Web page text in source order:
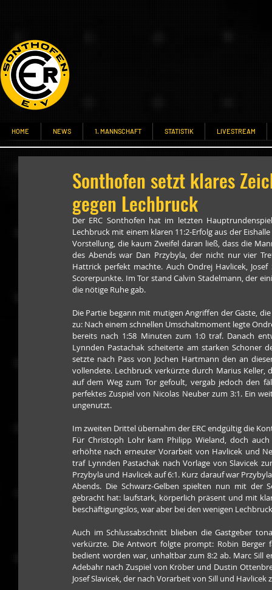
HOME NEWS 1. MANNSCHAFT STATISTIK LIVESTREAM
Sonthofen setzt klares
gegen Lechbruck
Der ERC Sonthofen hat im letzten
Lechbruck mit einem klaren 11:2‑Erfolg aus der
Vorstellung, die kaum Zweifel daran ließ, dass die
des Abends war Dan Przybyla, der nicht nur vier
Hattrick perfekt machte. Auch Ondrej Havlicek,
Scorerpunkte. Im Tor stand Calvin Stadelmann, der
die nötige Ruhe gab.
Die Partie begann mit mutigen Angriffen der Gäste,
zu: Nach einem schnellen Umschaltmoment legte
bereits nach 1:58 Minuten zum 1:0 traf. Danach
Lynnden Pastachak scheiterte am starken Schoner
setzte nach Pass von Jochen Hartmann den an
vollendete. Lechbruck verkürzte durch Marius
auf dem Weg zum Tor gefoult, vergab jedoch den
perfektes Zuspiel von Nicolas Neuber zum 3:1. Ein
ungenutzt.
Im zweiten Drittel übernahm der ERC endgültig die
Für Christoph Lohr kam Philipp Wieland, doch
erhöhte nach erneuter Vorarbeit von Havlicek und
traf Lynnden Pastachak nach Vorlage von Slavicek
Przybyla und Havlicek auf 6:1. Kurz darauf war
Abends. Die Schwarz-Gelben spielten nun mit der
gebracht hat: laufstark, körperlich präsent und mit
beschäftigungslos, war aber bei den wenigen
Auch im Schlussabschnitt blieben die Gastgeber
verkürzte. Die Antwort folgte prompt: Robin Berger
bedient worden war, unhaltbar zum 8:2 ab. Marc Sill
Adebahr nach Zuspiel von Kröber und Dustin
Josef Slavicek, der nach Vorarbeit von Sill und